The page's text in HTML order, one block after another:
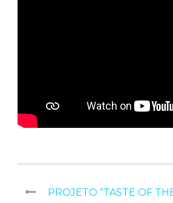
PROJETO “TASTE OF